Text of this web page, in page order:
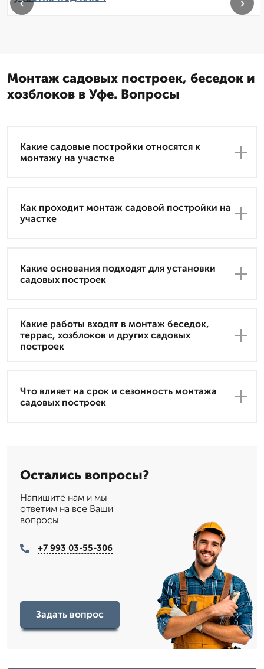
Монтаж садовых построек, беседок и
хозблоков в Уфе. Вопросы
Какие садовые постройки относятся к
монтажу на участке
Как проходит монтаж садовой постройки на
участке
Какие основания подходят для установки
садовых построек
Какие работы входят в монтаж беседок,
террас, хозблоков и других садовых
построек
Что влияет на срок и сезонность монтажа
садовых построек
Остались вопросы?
Напишите нам и мы
ответим на все Ваши
вопросы
+7 993 03-55-306
Задать вопрос